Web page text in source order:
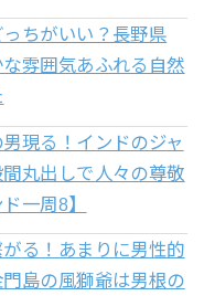
ちがいい？長野県
な雰囲気あふれる自然
現る！インドのジャ
丸出しで人々の尊敬
一周8】
る！あまりに男性的
島の風獅爺は男根の